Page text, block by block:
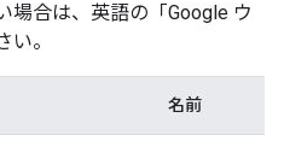
場合は、英語の「Google ウ
。
名前